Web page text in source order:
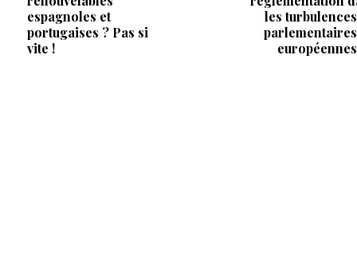
espagnoles et
portugaises ? Pas si
vite !
les turbulences
parlementaires
européennes